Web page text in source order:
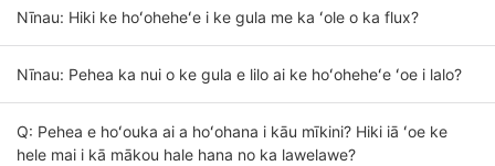
Nīnau: Hiki ke hoʻoheheʻe i ke gula me ka ʻole o ka flux?
Nīnau: Pehea ka nui o ke gula e lilo ai ke hoʻoheheʻe ʻoe i lalo?
Q: Pehea e hoʻouka ai a hoʻohana i kāu mīkini? Hiki iā ʻoe ke
hele mai i kā mākou hale hana no ka lawelawe?